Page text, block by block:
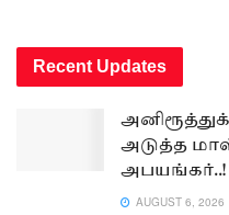
Recent Updates
அடுத்த
அபயங்கர்..!
AUGUST 6, 2026